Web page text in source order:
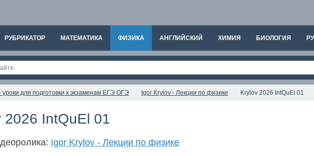
РУБРИКАТОР МАТЕМАТИКА ФИЗИКА АНГЛИЙСКИЙ ХИМИЯ БИОЛОГИЯ
уроки для подготовки к экзаменам ЕГЭ ОГЭ Igor Krylov - Лекции по физике Krylov 2026 IntQuEl 01
2026 IntQuEl 01
Igor Krylov - Лекции по физике